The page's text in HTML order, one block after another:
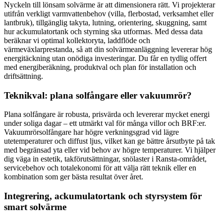
Nyckeln till lönsam solvärme är att dimensionera rätt. Vi projekterar
utifrån verkligt varmvattenbehov (villa, flerbostad, verksamhet eller
lantbruk), tillgänglig takyta, lutning, orientering, skuggning, samt
hur ackumulatortank och styrning ska utformas. Med dessa data
beräknar vi optimal kollektoryta, laddflöde och
värmeväxlarprestanda, så att din solvärmeanläggning levererar hög
energitäckning utan onödiga investeringar. Du får en tydlig offert
med energiberäkning, produktval och plan för installation och
driftsättning.
Teknikval: plana solfångare eller vakuumrör?
Plana solfångare är robusta, prisvärda och levererar mycket energi
under soliga dagar – ett utmärkt val för många villor och BRF:er.
Vakuumrörsolfångare har högre verkningsgrad vid lägre
utetemperaturer och diffust ljus, vilket kan ge bättre årsutbyte på tak
med begränsad yta eller vid behov av högre temperaturer. Vi hjälper
dig väga in estetik, takförutsättningar, snölaster i Ransta-området,
servicebehov och totalekonomi för att välja rätt teknik eller en
kombination som ger bästa resultat över året.
Integrering, ackumulatortank och styrsystem för
smart solvärme